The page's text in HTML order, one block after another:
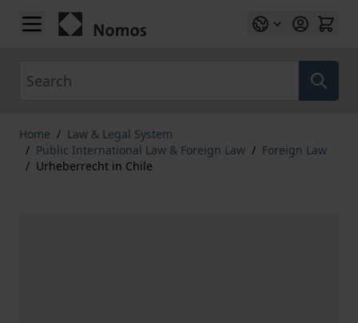
Skip to Content
Home / Law & Legal System
/ Public International Law & Foreign Law / Foreign Law
/ Urheberrecht in Chile